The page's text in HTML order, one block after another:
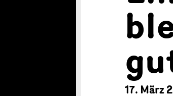
17. März